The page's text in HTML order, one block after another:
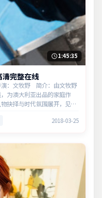
1:45:35
完整在线
：文牧野 简介：由文牧野
为澳大利亚出品的家庭作
抉择与时代氛围展开，见证
2018-03-25